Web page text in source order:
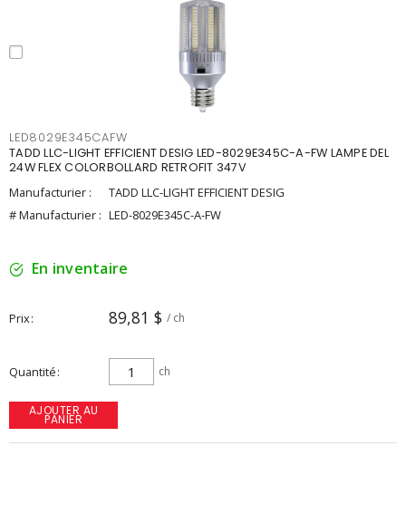
LED8029E345CAFW
TADD LLC-LIGHT EFFICIENT DESIG LED-8029E345C-A-FW LAMPE DEL
24W FLEX COLORBOLLARD RETROFIT 347V
Manufacturier :
TADD LLC-LIGHT EFFICIENT DESIG
# Manufacturier : LED-8029E345C-A-FW
En inventaire
Prix 89,81 $ / ch
Quantité ch
AJOUTER AU
PANIER